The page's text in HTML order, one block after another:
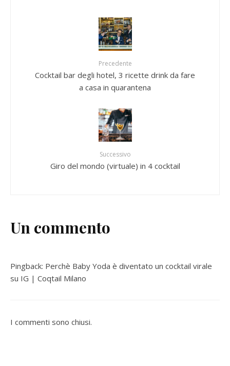
Precedente
Cocktail bar degli hotel, 3 ricette drink da fare
a casa in quarantena
Successivo
Giro del mondo (virtuale) in 4 cocktail
Un commento
Pingback: Perchè Baby Yoda è diventato un cocktail virale
su IG | Coqtail Milano
I commenti sono chiusi.